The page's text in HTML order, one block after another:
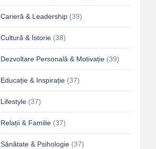
Carieră & Leadership (39)
Cultură & Istorie (38)
Dezvoltare Personală & Motivație (39)
Educație & Inspirație (37)
Lifestyle (37)
Relații & Familie (37)
Sănătate & Psihologie (37)